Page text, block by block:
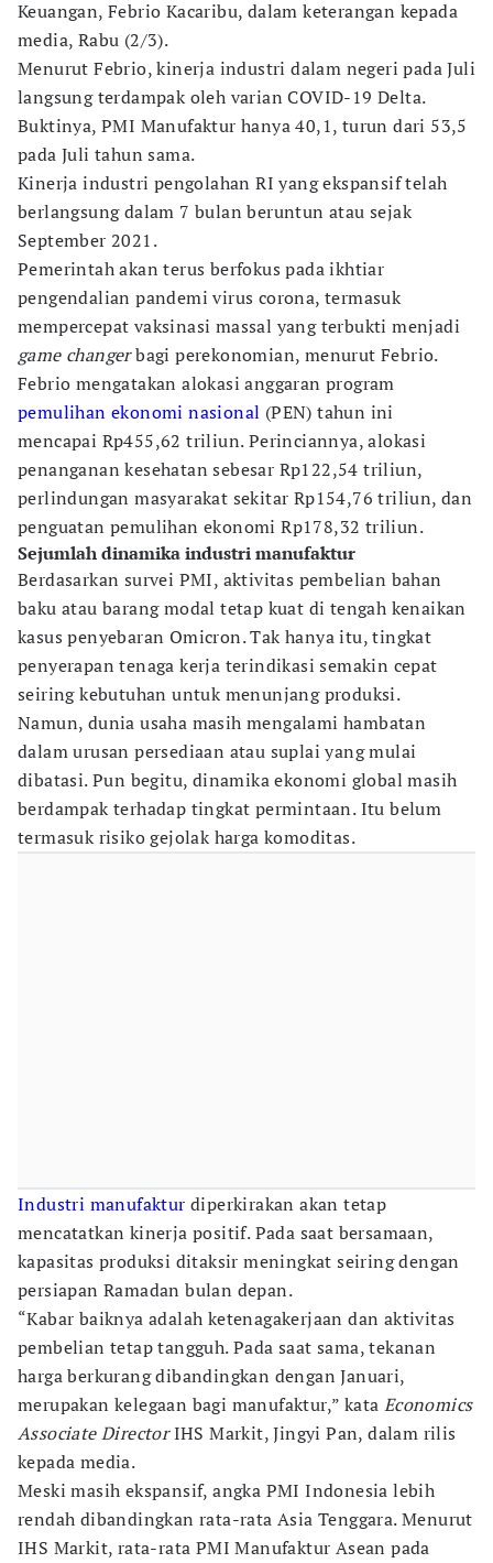
Keuangan, Febrio Kacaribu, dalam keterangan kepada
media, Rabu (2/3).
Menurut Febrio, kinerja industri dalam negeri pada Juli
langsung terdampak oleh varian COVID-19 Delta.
Buktinya, PMI Manufaktur hanya 40,1, turun dari 53,5
pada Juli tahun sama.
Kinerja industri pengolahan RI yang ekspansif telah
berlangsung dalam 7 bulan beruntun atau sejak
September 2021.
Pemerintah akan terus berfokus pada ikhtiar
pengendalian pandemi virus corona, termasuk
mempercepat vaksinasi massal yang terbukti menjadi
game changerbagi perekonomian, menurut Febrio.
Febrio mengatakan alokasi anggaran program
pemulihan ekonomi nasional (PEN) tahun ini
mencapai Rp455,62 triliun. Perinciannya, alokasi
penanganan kesehatan sebesar Rp122,54 triliun,
perlindungan masyarakat sekitar Rp154,76 triliun, dan
penguatan pemulihan ekonomi Rp178,32 triliun.
Sejumlah dinamika industri manufaktur
Berdasarkan survei PMI, aktivitas pembelian bahan
baku atau barang modal tetap kuat di tengah kenaikan
kasus penyebaran Omicron. Tak hanya itu, tingkat
penyerapan tenaga kerja terindikasi semakin cepat
seiring kebutuhan untuk menunjang produksi.
Namun, dunia usaha masih mengalami hambatan
dalam urusan persediaan atau suplai yang mulai
dibatasi. Pun begitu, dinamika ekonomi global masih
berdampak terhadap tingkat permintaan. Itu belum
termasuk risiko gejolak harga komoditas.
Industri manufaktur diperkirakan akan tetap
mencatatkan kinerja positif. Pada saat bersamaan,
kapasitas produksi ditaksir meningkat seiring dengan
persiapan Ramadan bulan depan.
“Kabar baiknya adalah ketenagakerjaan dan aktivitas
pembelian tetap tangguh. Pada saat sama, tekanan
harga berkurang dibandingkan dengan Januari,
merupakan kelegaan bagi manufaktur,” kata Economics
Associate DirectorIHS Markit, Jingyi Pan, dalam rilis
kepada media.
Meski masih ekspansif, angka PMI Indonesia lebih
rendah dibandingkan rata-rata Asia Tenggara. Menurut
IHS Markit, rata-rata PMI Manufaktur Asean pada